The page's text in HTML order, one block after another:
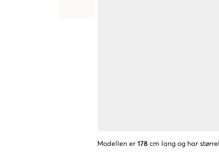
Modellen er 178 cm lang og har